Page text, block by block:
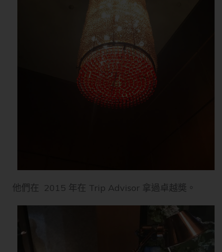
他們在 2015 年在 Trip Advisor 拿過卓越奬。